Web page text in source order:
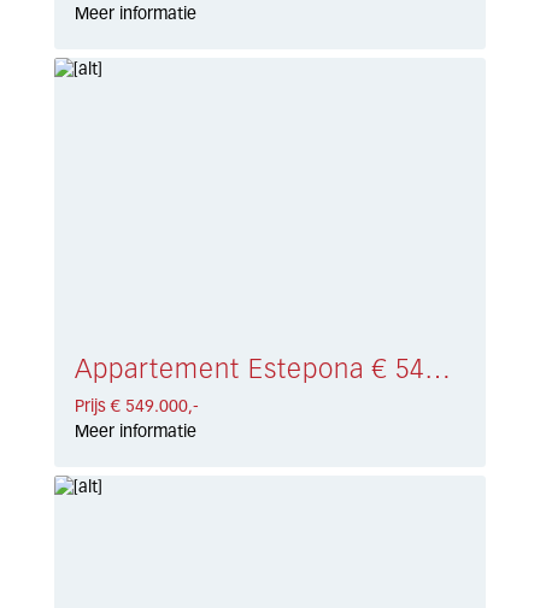
Meer informatie
Appartement Estepona € 549.000,-
Prijs € 549.000,-
Meer informatie